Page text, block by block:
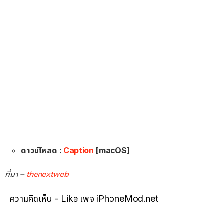
ดาวน์โหลด : Caption [macOS]
ที่มา – thenextweb
ความคิดเห็น - Like เพจ iPhoneMod.net